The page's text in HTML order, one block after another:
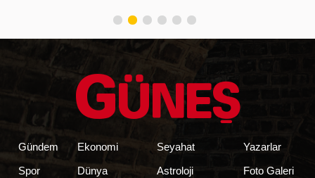
Gündem
Spor
Ekonomi
Dünya
Seyahat
Astroloji
Yazarlar
Foto Galeri